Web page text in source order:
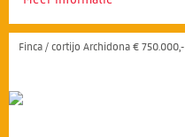
Finca / cortijo Archidona € 750.000,-